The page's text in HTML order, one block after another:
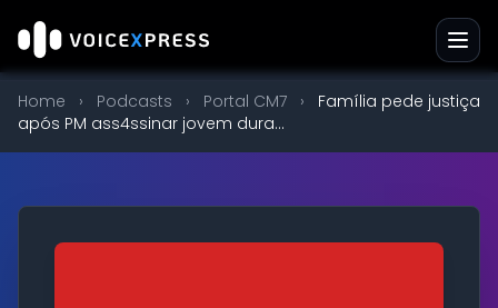
Home › Podcasts › Portal CM7 ›
Família pede justiça
após PM ass4ssinar jovem dura...